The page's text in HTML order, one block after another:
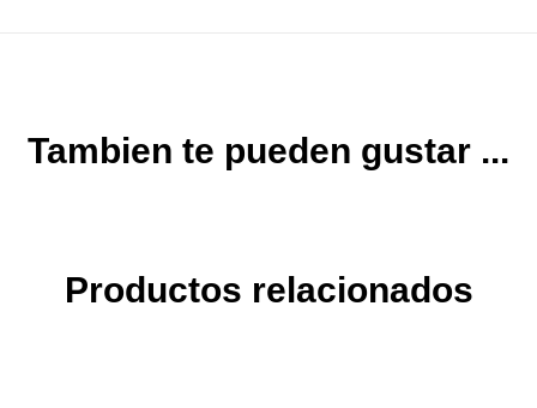
Tambien te pueden gustar ...
Productos relacionados